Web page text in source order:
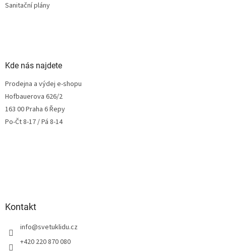
Sanitační plány
Kde nás najdete
Prodejna a výdej e-shopu
Hofbauerova 626/2
163 00 Praha 6 Řepy
Po-Čt 8-17 / Pá 8-14
Kontakt
info@svetuklidu.cz
+420 220 870 080